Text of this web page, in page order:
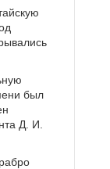
был
Д. И.